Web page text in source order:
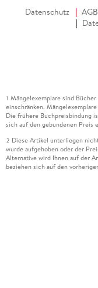
Datenschutz AGB
1 Mängelexemplare sind
einschränken.
Die frühere Buchpreisbindung
sich auf den gebundenen Preis
2 Diese Artikel unterliegen
wurde aufgehoben oder der
Alternative wird Ihnen auf der
beziehen sich auf den